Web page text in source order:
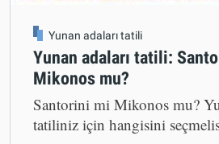
Yunan adaları tatili
Yunan adaları tatili:
Mikonos mu?
Santorini mi Mikonos mu?
tatiliniz için hangisini